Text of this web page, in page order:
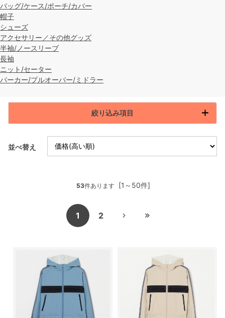
バッグ/ケース/ポーチ/カバー
帽子
シューズ
アクセサリー／その他グッズ
半袖/ノースリーブ
長袖
ニット/セーター
パーカー/プルオーバー/ミドラー
絞り込み項目
並べ替え
[1～50件]
53件あります
1 2